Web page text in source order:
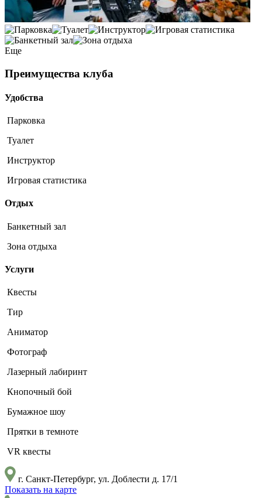
Еще
Преимущества клуба
Удобства
Парковка
Туалет
Инструктор
Игровая статистика
Отдых
Банкетный зал
Зона отдыха
Услуги
Квесты
Тир
Аниматор
Фотограф
Лазерный лабиринт
Кнопочный бой
Бумажное шоу
Прятки в темноте
VR квесты
г. Санкт-Петербург, ул. Доблести д. 17/1
Показать на карте